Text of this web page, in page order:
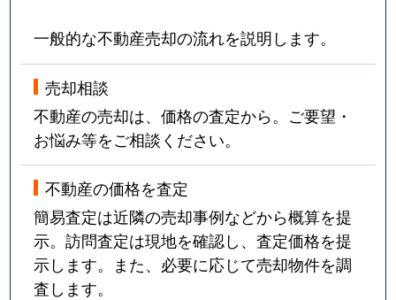
一般的な不動産売却の流れを説明します。
売却相談
不動産の売却は、価格の査定から。ご要望・
お悩み等をご相談ください。
不動産の価格を査定
簡易査定は近隣の売却事例などから概算を提
示。訪問査定は現地を確認し、査定価格を提
示します。また、必要に応じて売却物件を調
査します。